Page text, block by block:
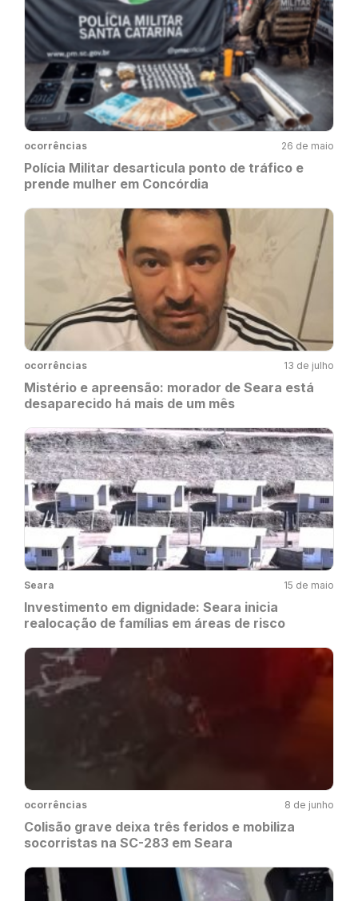
ocorrências 26 de maio
Polícia Militar desarticula ponto de tráfico e
prende mulher em Concórdia
ocorrências 13 de julho
Mistério e apreensão: morador de Seara está
desaparecido há mais de um mês
Seara 15 de maio
Investimento em dignidade: Seara inicia
realocação de famílias em áreas de risco
ocorrências 8 de junho
Colisão grave deixa três feridos e mobiliza
socorristas na SC-283 em Seara